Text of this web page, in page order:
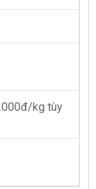
kg tùy